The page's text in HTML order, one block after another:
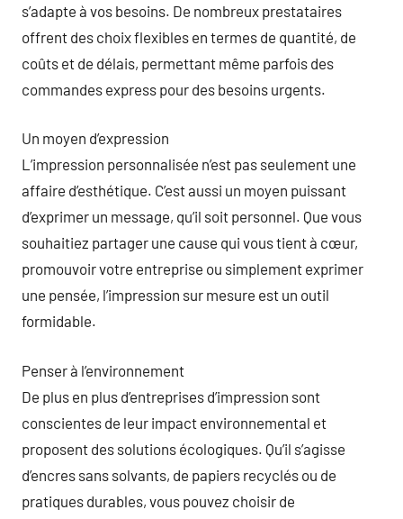
s’adapte à vos besoins. De nombreux prestataires
offrent des choix flexibles en termes de quantité, de
coûts et de délais, permettant même parfois des
commandes express pour des besoins urgents.
Un moyen d’expression
L’impression personnalisée n’est pas seulement une
affaire d’esthétique. C’est aussi un moyen puissant
d’exprimer un message, qu’il soit personnel. Que vous
souhaitiez partager une cause qui vous tient à cœur,
promouvoir votre entreprise ou simplement exprimer
une pensée, l’impression sur mesure est un outil
formidable.
Penser à l’environnement
De plus en plus d’entreprises d’impression sont
conscientes de leur impact environnemental et
proposent des solutions écologiques. Qu’il s’agisse
d’encres sans solvants, de papiers recyclés ou de
pratiques durables, vous pouvez choisir de